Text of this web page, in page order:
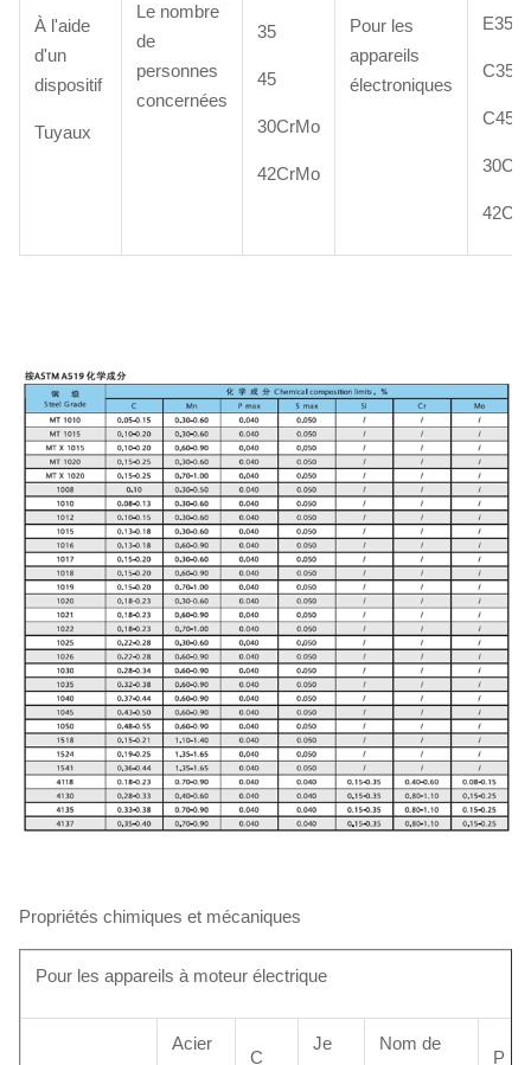
À l'aide
d'un
dispositif
Tuyaux
Le nombre
de
personnes
concernées
35
45
30CrMo
42CrMo
Pour les
appareils
électroniques
E355
C35E
C45E
Propriétés chimiques et mécaniques
Pour les appareils à moteur électrique
Acier
C
Je
Nom de
P